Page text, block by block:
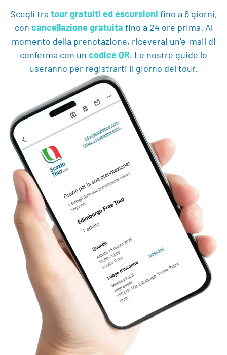
Scegli tra tour gratuiti ed escursioni fino a 6 giorni,
con cancellazione gratuita fino a 24 ore prima. Al
momento della prenotazione, riceverai un’e-mail di
conferma con un codice QR. Le nostre guide lo
useranno per registrarti il giorno del tour.